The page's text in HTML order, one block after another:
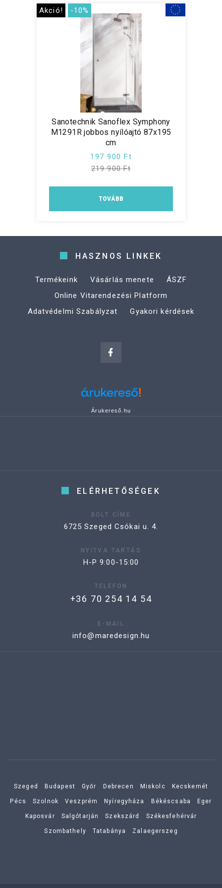
Akció! -10%
Sanotechnik Sanoflex Symphony
M1291R jobbos nyílóajtó 87x195
cm
197 900 Ft
219 900 Ft
TOVÁBB
HASZNOS LINKEK
Termékeink Vásárlás menete
ÁSZF
Online Vitarendezési Platform
Adatvédelmi Szabályzat
Gyakori kérdések
Árukereső.hu
ELÉRHETŐSÉGEK
BOLT CÍME
6725 Szeged Csókai u. 4.
NYITVA TARTÁS
H-P 9:00-15:00
TELEFON
+36 70 254 14 54
E-MAIL
info@maredesign.hu
Szeged Budapest Győr Debrecen Miskolc Kecskemét
Pécs Szolnok Veszprém Nyíregyháza Békéscsaba Eger
Kaposvár Salgótarján Szekszárd Székesfehérvár
Szombathely Tatabánya Zalaegerszeg